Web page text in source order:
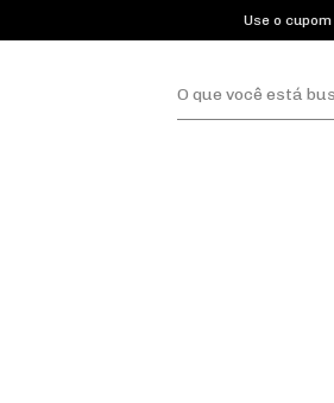
Use o cupom